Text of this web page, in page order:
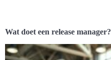
Wat doet een release manager?